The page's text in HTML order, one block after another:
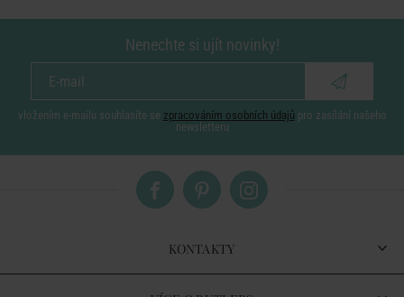
Nenechte si ujít novinky!
vložením e-mailu souhlasíte se zpracováním osobních údajů pro zasílání našeho
newsletteru
KONTAKTY